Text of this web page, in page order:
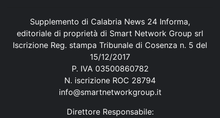
Supplemento di Calabria News 24 Informa,
editoriale di proprietà di Smart Network Group srl
Iscrizione Reg. stampa Tribunale di Cosenza n. 5 del
15/12/2017
P. IVA 03500860782
N. iscrizione ROC 28794
info@smartnetworkgroup.it
Direttore Responsabile: